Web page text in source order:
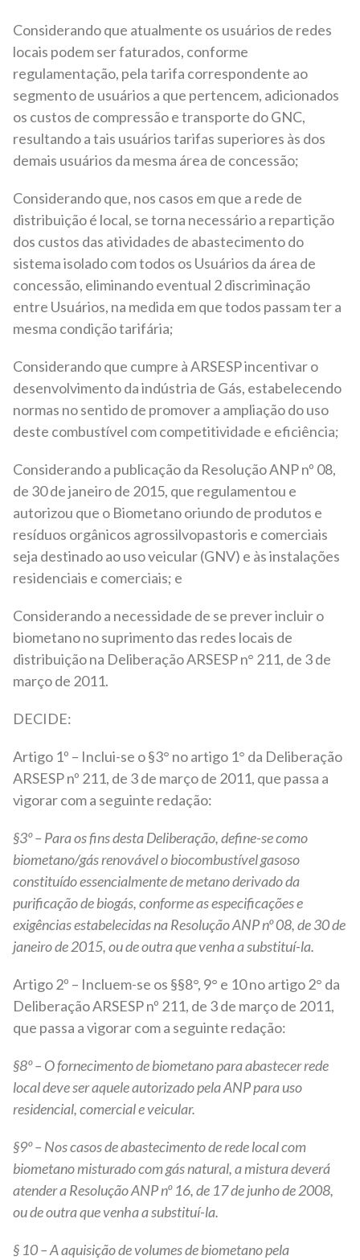
Considerando que atualmente os usuários de redes
locais podem ser faturados, conforme
regulamentação, pela tarifa correspondente ao
segmento de usuários a que pertencem, adicionados
os custos de compressão e transporte do GNC,
resultando a tais usuários tarifas superiores às dos
demais usuários da mesma área de concessão;
Considerando que, nos casos em que a rede de
distribuição é local, se torna necessário a repartição
dos custos das atividades de abastecimento do
sistema isolado com todos os Usuários da área de
concessão, eliminando eventual 2 discriminação
entre Usuários, na medida em que todos passam ter a
mesma condição tarifária;
Considerando que cumpre à ARSESP incentivar o
desenvolvimento da indústria de Gás, estabelecendo
normas no sentido de promover a ampliação do uso
deste combustível com competitividade e eficiência;
Considerando a publicação da Resolução ANP nº 08,
de 30 de janeiro de 2015, que regulamentou e
autorizou que o Biometano oriundo de produtos e
resíduos orgânicos agrossilvopastoris e comerciais
seja destinado ao uso veicular (GNV) e às instalações
residenciais e comerciais; e
Considerando a necessidade de se prever incluir o
biometano no suprimento das redes locais de
distribuição na Deliberação ARSESP n° 211, de 3 de
março de 2011.
DECIDE:
Artigo 1º – Inclui-se o §3° no artigo 1° da Deliberação
ARSESP nº 211, de 3 de março de 2011, que passa a
vigorar com a seguinte redação:
§3º – Para os fins desta Deliberação, define-se como
biometano/gás renovável o biocombustível gasoso
constituído essencialmente de metano derivado da
purificação de biogás, conforme as especificações e
exigências estabelecidas na Resolução ANP nº 08, de 30 de
janeiro de 2015, ou de outra que venha a substituí-la.
Artigo 2º – Incluem-se os §§8°, 9° e 10 no artigo 2° da
Deliberação ARSESP nº 211, de 3 de março de 2011,
que passa a vigorar com a seguinte redação:
§8º – O fornecimento de biometano para abastecer rede
local deve ser aquele autorizado pela ANP para uso
residencial, comercial e veicular.
§9º – Nos casos de abastecimento de rede local com
biometano misturado com gás natural, a mistura deverá
atender a Resolução ANP nº 16, de 17 de junho de 2008,
ou de outra que venha a substituí-la.
§ 10 – A aquisição de volumes de biometano pela